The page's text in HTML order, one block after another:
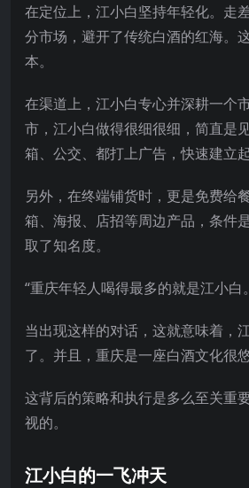
在定位上，江小白坚持年轻化。走
分市场，避开了传统白酒的红海。
本。
在渠道上，江小白专心并深耕一个
市，江小白做得很细很细，简直是
箱、公交、都打上广告，快速建立起
另外，在终端铺货时，更是免费给
箱、海报、店招等周边产品，条件
取了知名度。
“重庆年轻人喝得最多的就是江小白
当出现这样的对话，这就意味着，
了。并且，重庆是一座白酒文化很
这背后的策略和执行是多么至关重
视的。
江小白的一飞冲天